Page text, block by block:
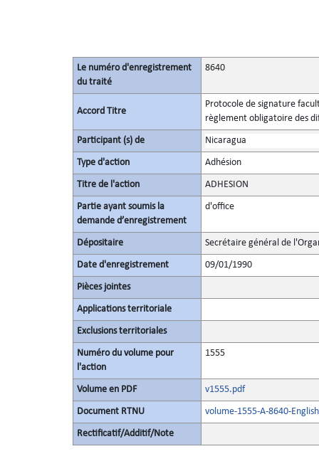
Le numéro d'enregistrement
du traité
8640
Accord Titre
Protocole de signature
règlement obligatoire des
Participant (s) de Nicaragua
Type d'action Adhésion
Titre de l'action ADHESION
Partie ayant soumis la
demande d’enregistrement
d'office
Dépositaire Secrétaire général de
Date d'enregistrement 09/01/1990
Pièces jointes
Applications territoriale
Exclusions territoriales
Numéro du volume pour
l'action
1555
Volume en PDF v1555.pdf
Document RTNU volume-1555-A-8640-
Rectificatif/Additif/Note